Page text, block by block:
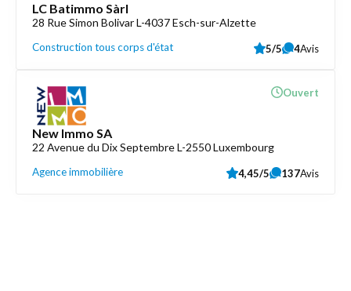
LC Batimmo Sàrl
28 Rue Simon Bolivar L-4037 Esch-sur-Alzette
Construction tous corps d'état 5/5 4Avis
New Immo SA
22 Avenue du Dix Septembre L-2550 Luxembourg
Agence immobilière
Ouvert
4,45/5 137Avis